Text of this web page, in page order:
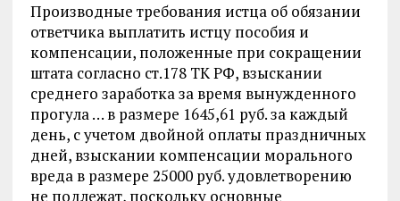
Производные требования истца об обязании
ответчика выплатить истцу пособия и
компенсации, положенные при сокращении
штата согласно ст.178 ТК РФ, взыскании
среднего заработка за время вынужденного
прогула … в размере 1645,61 руб. за каждый
день, с учетом двойной оплаты праздничных
дней, взыскании компенсации морального
вреда в размере 25000 руб. удовлетворению
не подлежат, поскольку основные